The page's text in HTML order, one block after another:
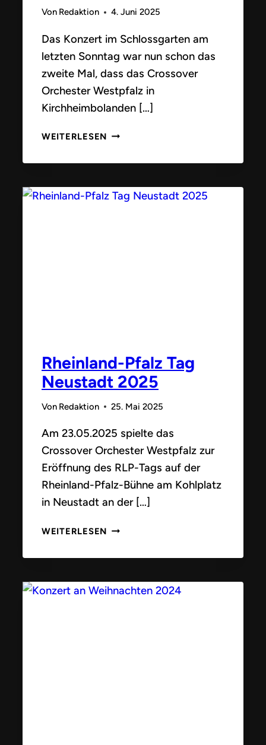
Von Redaktion 4. Juni 2025
Das Konzert im Schlossgarten am
letzten Sonntag war nun schon das
zweite Mal, dass das Crossover
Orchester Westpfalz in
Kirchheimbolanden […]
WEITERLESEN SCHLOSSGARTEN
Rheinland-Pfalz Tag
Neustadt 2025
Von Redaktion 25. Mai 2025
Am 23.05.2025 spielte das
Crossover Orchester Westpfalz zur
Eröffnung des RLP-Tags auf der
Rheinland-Pfalz-Bühne am Kohlplatz
in Neustadt an der […]
WEITERLESEN RHEINLAND-
2025